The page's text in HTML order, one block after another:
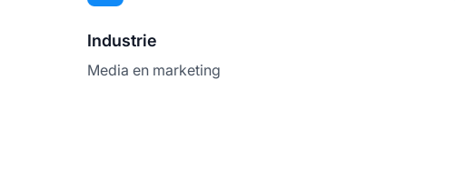
Industrie
Media en marketing